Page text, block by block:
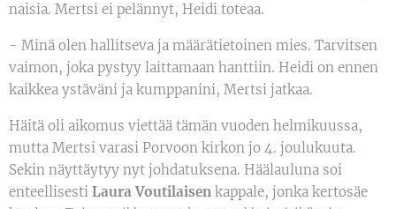
naisia. Mertsi ei pelännyt, Heidi toteaa.
- Minä olen hallitseva ja määrätietoinen mies. Tarvitsen
vaimon, joka pystyy laittamaan hanttiin. Heidi on ennen
kaikkea ystäväni ja kumppanini, Mertsi jatkaa.
Häitä oli aikomus viettää tämän vuoden helmikuussa,
mutta Mertsi varasi Porvoon kirkon jo 4. joulukuuta.
Sekin näyttäytyy nyt johdatuksena. Häälauluna soi
enteellisesti Laura Voutilaisen kappale, jonka kertosäe